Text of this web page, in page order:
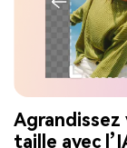
Agrandissez
taille avec